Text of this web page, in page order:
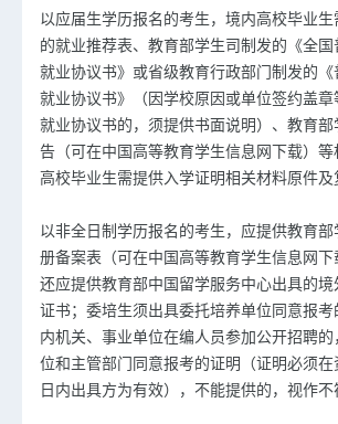
以应届生学历报名的考生，境内高校毕业
的就业推荐表、教育部学生司制发的《全
就业协议书》或省级教育行政部门制发的《
就业协议书》（因学校原因或单位签约盖
就业协议书的，须提供书面说明）、教育部
告（可在中国高等教育学生信息网下载）
高校毕业生需提供入学证明相关材料原件及
以非全日制学历报名的考生，应提供教育
册备案表（可在中国高等教育学生信息网下
还应提供教育部中国留学服务中心出具的境
证书；委培生须出具委托培养单位同意报考
内机关、事业单位在编人员参加公开招聘
位和主管部门同意报考的证明（证明必须
日内出具方为有效），不能提供的，视作不